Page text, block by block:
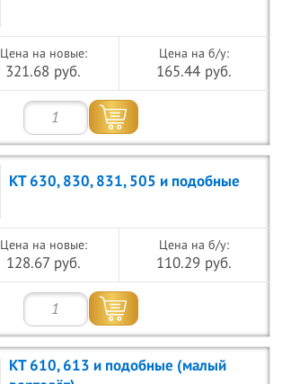
Цена на новые:
321.68 руб.
Цена на б/у:
165.44 руб.
КТ 630, 830, 831, 505 и подобные
Цена на новые:
128.67 руб.
Цена на б/у:
110.29 руб.
КТ 610, 613 и подобные (малый